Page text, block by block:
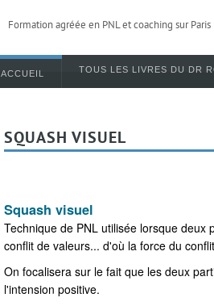
Formation agréée en PNL et coaching sur
ACCUEIL TOUS LES LIVRES DU DR
SQUASH VISUEL
Squash visuel
Technique de PNL utilisée lorsque deux
conflit de valeurs... d'où la force du
On focalisera sur le fait que les deux
l'intension positive.